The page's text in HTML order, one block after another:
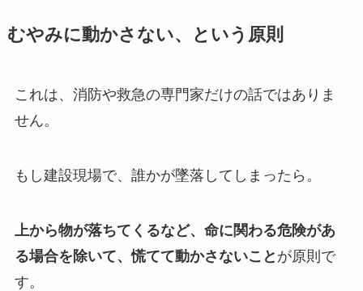
むやみに動かさない、という原則
これは、消防や救急の専門家だけの話ではありま
せん。
もし建設現場で、誰かが墜落してしまったら。
上から物が落ちてくるなど、命に関わる危険があ
る場合を除いて、慌てて動かさないこと が原則で
す。